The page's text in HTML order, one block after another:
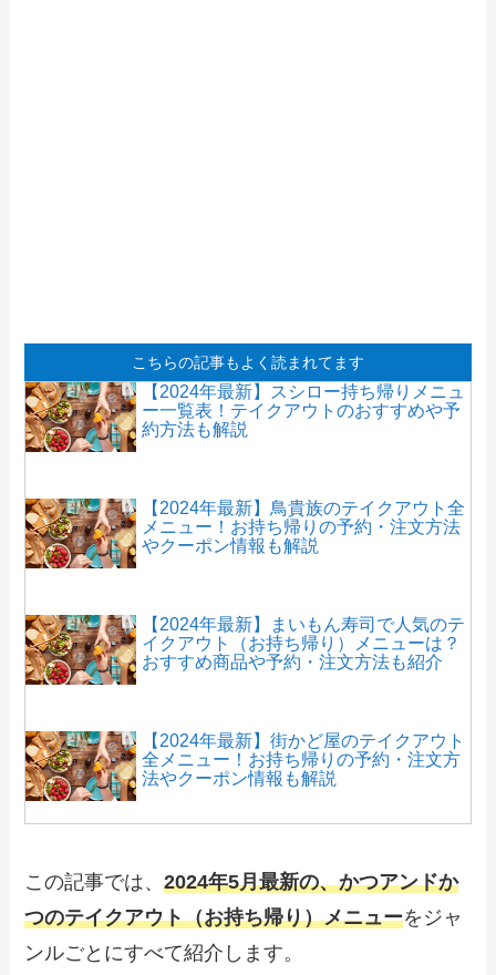
こちらの記事もよく読まれてます
【2024年最新】スシロー持ち帰りメニュ
ー一覧表！テイクアウトのおすすめや予
約方法も解説
【2024年最新】鳥貴族のテイクアウト全
メニュー！お持ち帰りの予約・注文方法
やクーポン情報も解説
【2024年最新】まいもん寿司で人気のテ
イクアウト（お持ち帰り）メニューは？
おすすめ商品や予約・注文方法も紹介
【2024年最新】街かど屋のテイクアウト
全メニュー！お持ち帰りの予約・注文方
法やクーポン情報も解説
アウト全メニュー！お持ち帰りの予約・
注文方法やクーポン情報も解説
この記事では、2024年5月最新の、かつアンドか
つのテイクアウト（お持ち帰り）メニューをジャ
ンルごとにすべて紹介します。